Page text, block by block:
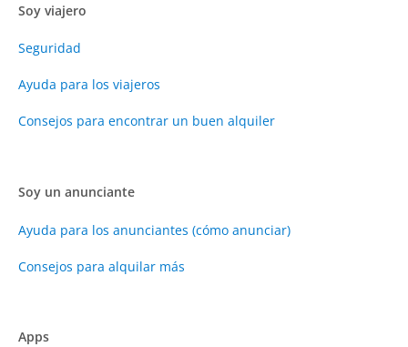
Soy viajero
Seguridad
Ayuda para los viajeros
Consejos para encontrar un buen alquiler
Soy un anunciante
Ayuda para los anunciantes (cómo anunciar)
Consejos para alquilar más
Apps